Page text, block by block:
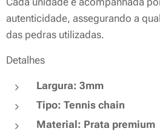
autenticidade, assegurando a
das pedras utilizadas.
Detalhes
Largura: 3mm
Tipo: Tennis chain
Material: Prata premium